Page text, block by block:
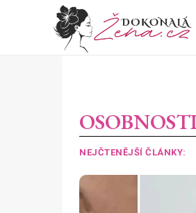
NEJČTENĚJŠÍ ČLÁNKY: